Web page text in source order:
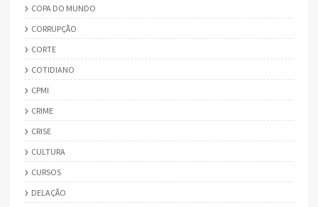
COPA DO MUNDO
CORRUPÇÃO
CORTE
COTIDIANO
CPMI
CRIME
CRISE
CULTURA
CURSOS
DELAÇÃO